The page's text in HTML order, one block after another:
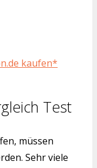
kaufen*
Test
müssen
Sehr viele